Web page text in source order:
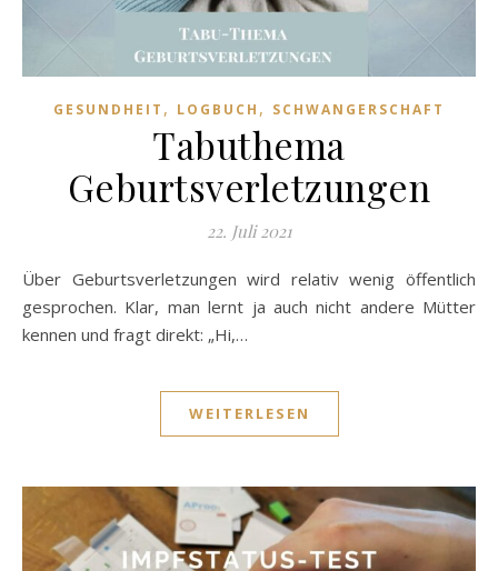
GESUNDHEIT , LOGBUCH , SCHWANGERSCHAFT
Tabuthema
Geburtsverletzungen
22. Juli 2021
Über Geburtsverletzungen wird relativ wenig öffentlich
gesprochen. Klar, man lernt ja auch nicht andere Mütter
kennen und fragt direkt: „Hi,…
WEITERLESEN